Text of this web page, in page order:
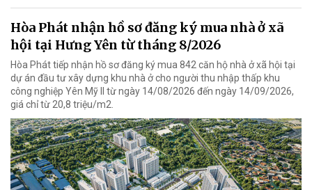
Hòa Phát nhận hồ sơ đăng ký mua nhà ở xã
hội tại Hưng Yên từ tháng 8/2026
Hòa Phát tiếp nhận hồ sơ đăng ký mua 842 căn hộ nhà ở xã hội tại
dự án đầu tư xây dựng khu nhà ở cho người thu nhập thấp khu
công nghiệp Yên Mỹ II từ ngày 14/08/2026 đến ngày 14/09/2026,
giá chỉ từ 20,8 triệu/m2.